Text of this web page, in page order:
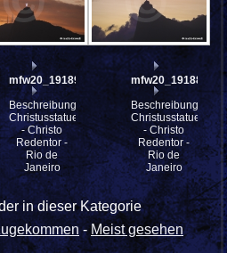
mfw20_191893
Beschreibung:
Christusstatue
- Christo
Redentor -
Rio de
Janeiro
mfw20_191888
Beschreibung:
Christusstatue
- Christo
Redentor -
Rio de
Janeiro
in dieser Kategorie
-Meist gesehen